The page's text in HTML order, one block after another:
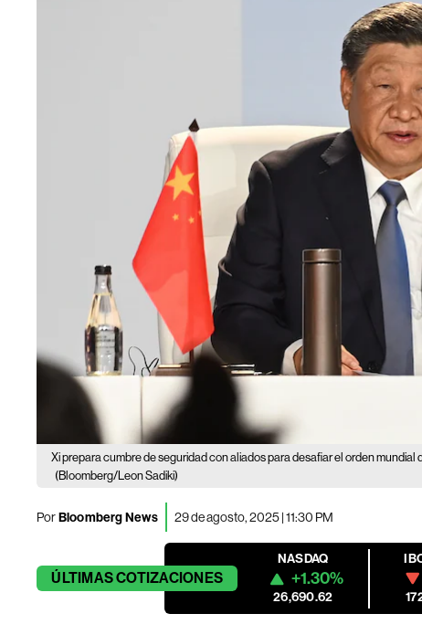
Xi prepara cumbre de seguridad con aliados para desafiar el orden mundial
(Bloomberg/Leon Sadiki)
PorBloomberg News 29 de agosto, 2025 | 11:30 PM
ÚLTIMASCOTIZACIONES
NASDAQ
+1.30%
26,690.62